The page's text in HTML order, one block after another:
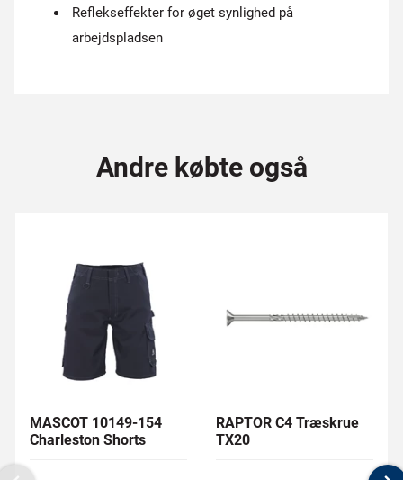
Reflekseffekter for øget synlighed på
arbejdspladsen
Andre købte også
MASCOT 10149-154
Charleston Shorts
RAPTOR C4 Træskrue
TX20